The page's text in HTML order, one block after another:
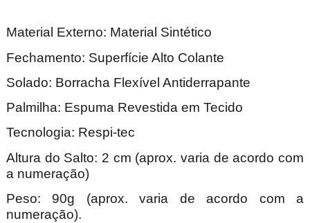
Material Externo: Material Sintético
Fechamento: Superfície Alto Colante
Solado: Borracha Flexível Antiderrapante
Palmilha: Espuma Revestida em Tecido
Tecnologia: Respi-tec
Altura do Salto: 2 cm (aprox. varia de acordo com
a numeração)
Peso: 90g (aprox. varia de acordo com a
numeração).